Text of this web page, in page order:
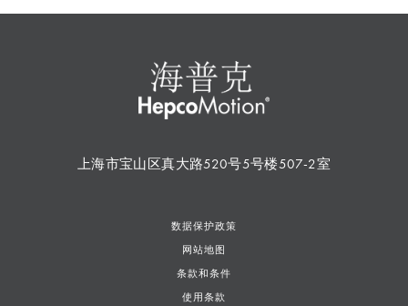
上海市宝山区真大路520号5号楼507-2室
数据保护政策
网站地图
条款和条件
使用条款